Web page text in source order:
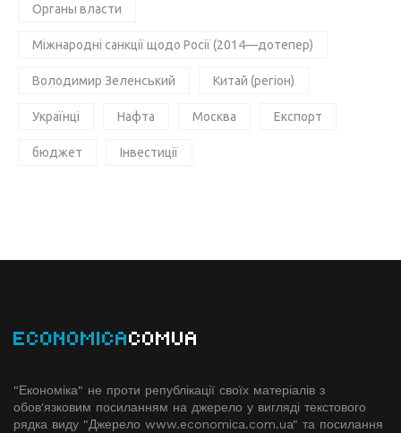
Органы власти
Міжнародні санкції щодо Росії (2014—дотепер)
Володимир Зеленський Китай (регіон)
Українці Нафта Москва Експорт
бюджет Інвестиції
ECONOMICACOMUA
"Економіка" не проти републікації своїх матеріалів з
обов'язковим посиланням на джерело у вигляді текстового
рядка виду "Джерело www.economiсa.com.ua" та посилання